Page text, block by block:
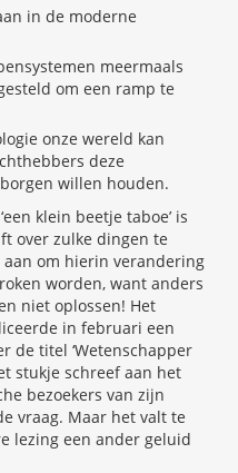
in de moderne
meermaals
om een ramp te
onze wereld kan
deze
willen houden.
klein beetje taboe’ is
over zulke dingen te
om hierin verandering
worden, want anders
niet oplossen! Het
in februari een
de titel ‘Wetenschapper
stukje schreef aan het
bezoekers van zijn
vraag. Maar het valt te
lezing een ander geluid